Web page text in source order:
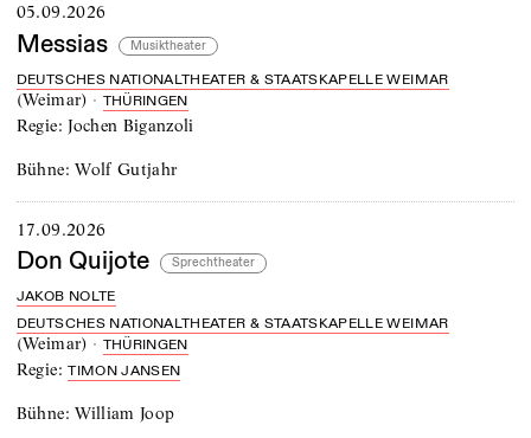
05.09.2026
Messias Musiktheater
DEUTSCHES NATIONALTHEATER & STAATSKAPELLE WEIMAR
(Weimar) · THÜRINGEN
Regie:Jochen Biganzoli
Bühne:Wolf Gutjahr
17.09.2026
Don Quijote Sprechtheater
JAKOB NOLTE
DEUTSCHES NATIONALTHEATER & STAATSKAPELLE WEIMAR
(Weimar) · THÜRINGEN
Regie:TIMON JANSEN
Bühne:William Joop